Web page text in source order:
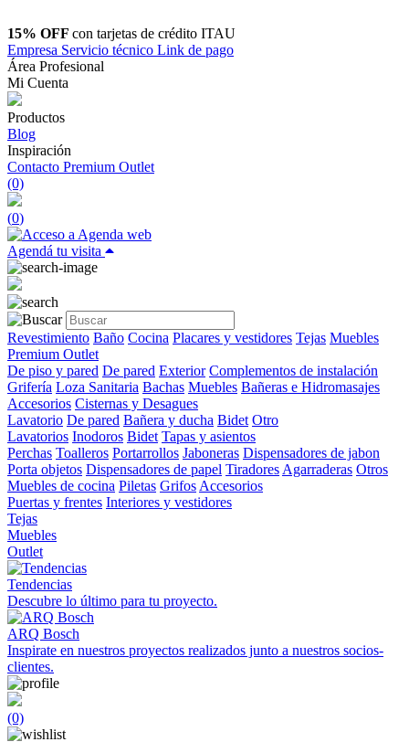
15% OFF con tarjetas de crédito ITAU
Empresa Servicio técnico Link de pago
Área Profesional
Mi Cuenta
Productos
Blog
Inspiración
Contacto Premium Outlet
(0)
(0)
Agendá tu visita
Revestimiento Baño Cocina Placares y vestidores Tejas Muebles
Premium Outlet
De piso y pared De pared Exterior Complementos de instalación
Grifería Loza Sanitaria Bachas Muebles Bañeras e Hidromasajes
Accesorios Cisternas y Desagues
Lavatorio De pared Bañera y ducha Bidet Otro
Lavatorios Inodoros Bidet Tapas y asientos
Perchas Toalleros Portarrollos Jaboneras Dispensadores de jabon
Porta objetos Dispensadores de papel Tiradores Agarraderas Otros
Muebles de cocina Piletas Grifos Accesorios
Puertas y frentes Interiores y vestidores
Tejas
Muebles
Outlet
Tendencias
Descubre lo último para tu proyecto.
ARQ Bosch
Inspirate en nuestros proyectos realizados junto a nuestros socios-
clientes.
(0)